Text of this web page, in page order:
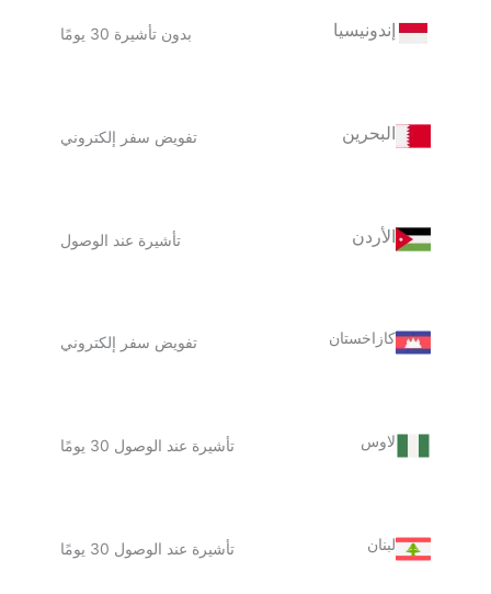
إندونيسيا بدون تأشيرة 30 يومًا
البحرين تفويض سفر إلكتروني
الأردن تأشيرة عند الوصول
كازاخستان تفويض سفر إلكتروني
لاوس تأشيرة عند الوصول 30 يومًا
لبنان تأشيرة عند الوصول 30 يومًا